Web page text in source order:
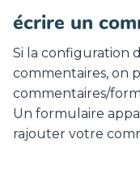
écrire un
Si la configuration
commentaires, on
commentaires/
Un formulaire
rajouter votre